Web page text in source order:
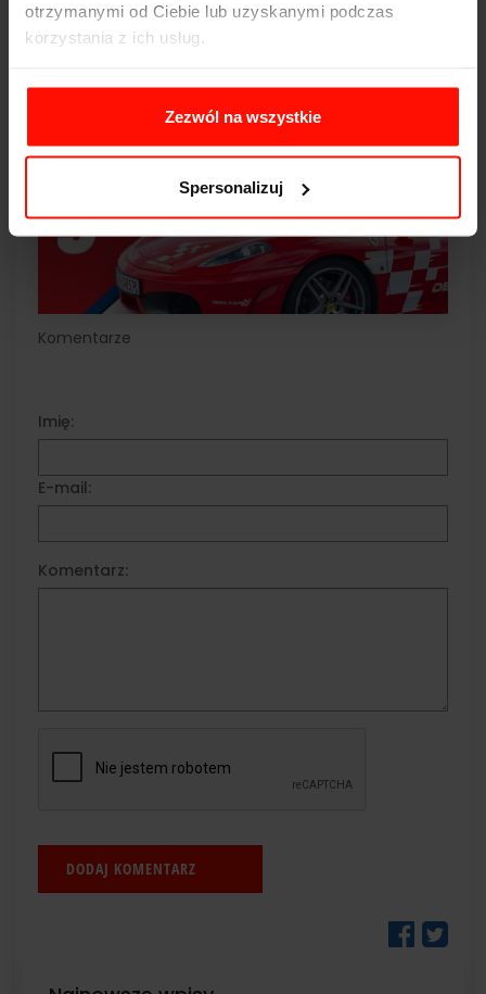
otrzymanymi od Ciebie lub uzyskanymi podczas
korzystania z ich usług.
Zezwól na wszystkie
Spersonalizuj
Zobacz również:Jak jeździć w deszczu, by bezpiecznie
dotrzeć do celu?
Komentarze
Imię:
E-mail:
Komentarz: